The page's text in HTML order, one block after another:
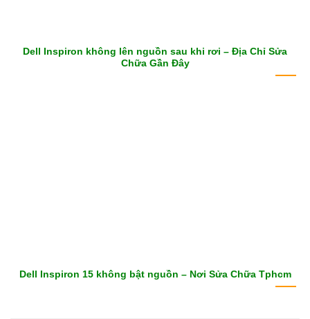
Dell Inspiron không lên nguồn sau khi rơi – Địa Chỉ Sửa
Chữa Gần Đây
Dell Inspiron 15 không bật nguồn – Nơi Sửa Chữa Tphcm